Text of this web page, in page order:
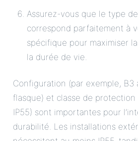
Assurez-vous que le type
correspond parfaitement à
spécifique pour maximiser
la durée de vie.
Configuration (par exemple, B3
flasque) et classe de protection
IP55) sont importantes pour
durabilité. Les installations